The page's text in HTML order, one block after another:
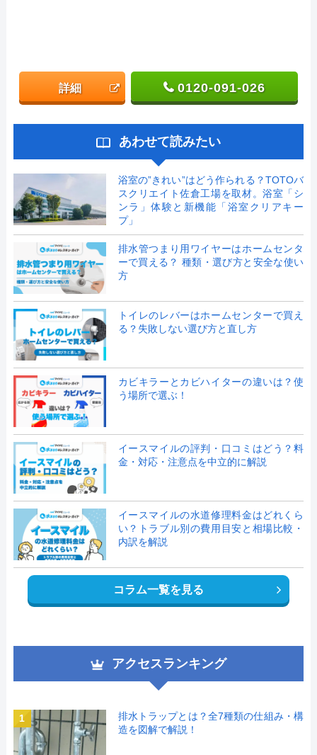
詳細 0120-091-026
あわせて読みたい
浴室の”きれい”はどう作られる？TOTOバ
スクリエイト佐倉工場を取材。浴室「シ
ンラ」体験と新機能「浴室クリアキー
プ」
排水管つまり用ワイヤーはホームセンタ
ーで買える？ 種類・選び方と安全な使い
方
トイレのレバーはホームセンターで買え
る？失敗しない選び方と直し方
カビキラーとカビハイターの違いは？使
う場所で選ぶ！
イースマイルの評判・口コミはどう？料
金・対応・注意点を中立的に解説
イースマイルの水道修理料金はどれくら
い？トラブル別の費用目安と相場比較・
内訳を解説
コラム一覧を見る
アクセスランキング
1
排水トラップとは？全7種類の仕組み・構
造を図解で解説！